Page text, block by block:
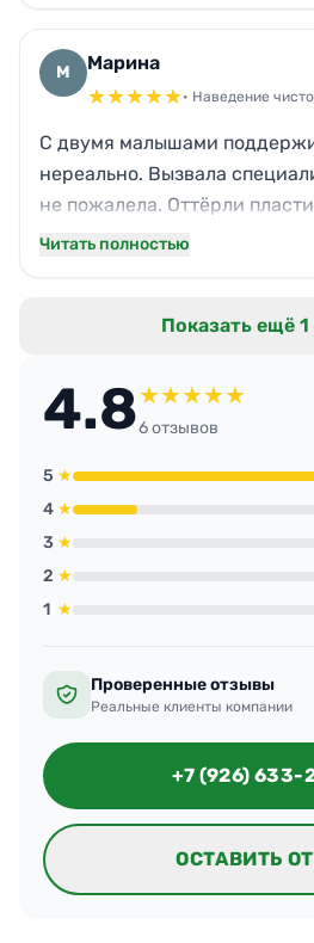
пропустили. Но в целом я
адекватная, запаха плесени
М Марина
★★★★★• Наведение
С двумя малышами
нереально. Вызвала
не пожалела. Оттёрли
с обоев, разобрали завалы
хлоркой, а лёгкой
благодарность!
Читать полностью
Показать ещё
4.8★★★★★
6 отзывов
5 ★
4 ★
3 ★
2 ★
1 ★
Проверенные отзывы
Реальные клиенты компании
+7 (926) 633-
ОСТАВИТЬ